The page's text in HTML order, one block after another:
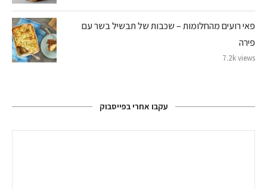
פאי רועים מהחלומות – שכבות של תבשיל בשר עם
פירה
7.2k views
עקבו אחרי בפייסבוק